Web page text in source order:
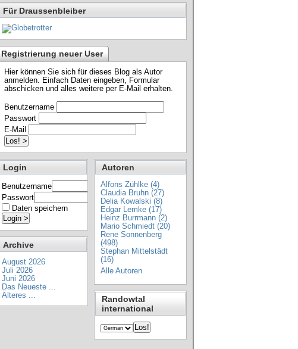
Für Draussenbleiber
Registrierung neuer User
Hier können Sie sich für dieses Blog als Autor
anmelden. Einfach Daten eingeben, Formular
abschicken und alles weitere per E-Mail erhalten.
Benutzername
Passwort
E-Mail
Login
Benutzername
Passwort
Daten speichern
Archive
August 2026
Juli 2026
Juni 2026
Das Neueste ...
Älteres ...
Autoren
Alfons Zühlke (4)
Claudia Bruhn (27)
Delia Kowalski (8)
Edgar Lemke (17)
Heinz Burrmann (2)
Mario Schmiedt (20)
Rene Sonnenberg
(498)
Stephan Mittelstädt
(16)
Alle Autoren
Randowtal
international